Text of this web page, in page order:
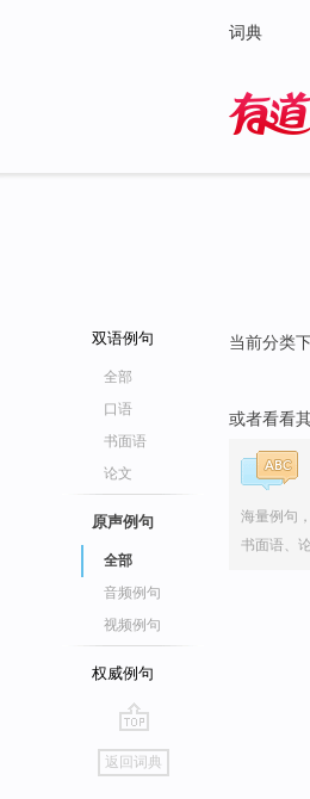
词典
双语例句
全部
口语
书面语
论文
原声例句
全部
音频例句
视频例句
权威例句
go
top
返回词典
当前分类
或者看看
海量例句
书面语、